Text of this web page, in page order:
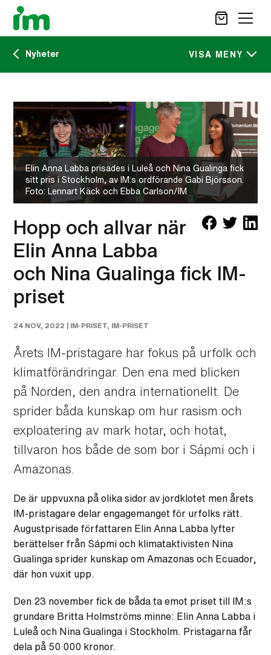
OM IM
CAREER SITE
VAD VI GÖR
VAD DU KAN GÖRA
AKTUELLT
SÖK
Nyheter VISA MENY
IM:s tidskrift
Nyheter
Elin Anna Labba prisades i Luleå och Nina Gualinga fick
sitt pris i Stockholm, av IM:s ordförande Gabi Björsson.
Foto: Lennart Käck och Ebba Carlson/IM
Hopp och allvar när
Elin Anna Labba
och Nina Gualinga fick IM-
priset
24 NOV, 2022 | IM-PRISET, IM-PRISET
Årets IM-pristagare har fokus på urfolk och
klimatförändringar. Den ena med blicken
på Norden, den andra internationellt. De
sprider båda kunskap om hur rasism och
exploatering av mark hotar, och hotat,
tillvaron hos både de som bor i Sápmi och i
Amazonas.
De är uppvuxna på olika sidor av jordklotet men årets
IM-pristagare delar engagemanget för urfolks rätt.
Augustprisade författaren Elin Anna Labba lyfter
berättelser från Sápmi och klimataktivisten Nina
Gualinga sprider kunskap om Amazonas och Ecuador,
där hon vuxit upp.
Den 23 november fick de båda ta emot priset till IM:s
grundare Britta Holmströms minne: Elin Anna Labba i
Luleå och Nina Gualinga i Stockholm. Pristagarna får
dela på 50 000 kronor.